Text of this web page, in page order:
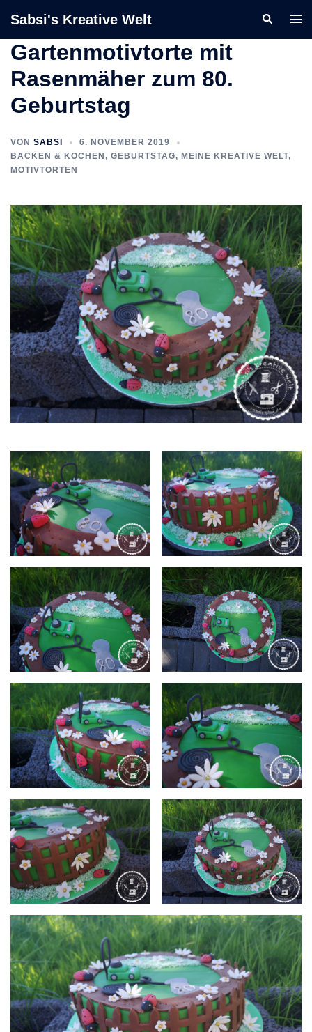
Inhalt
springen
Sabsi's Kreative Welt Suche
Gartenmotivtorte mit
Rasenmäher zum 80.
Geburtstag
VON SABSI
6. NOVEMBER 2019
BACKEN & KOCHEN , GEBURTSTAG, MEINE KREATIVE WELT,
MOTIVTORTEN